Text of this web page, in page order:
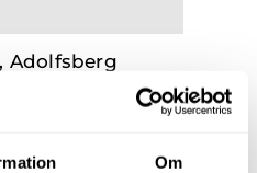
Om
Adolfsberg
7 R.O.K.
193 m²